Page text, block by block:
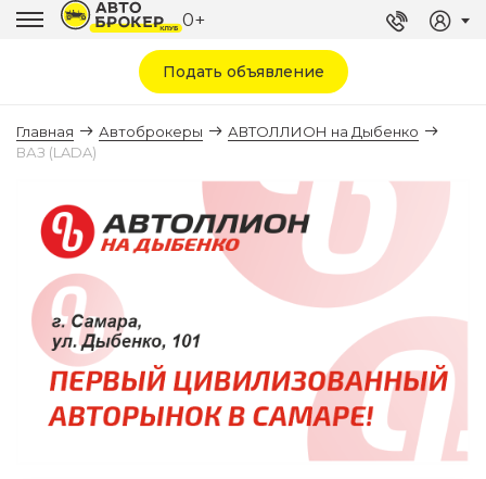
0+
Подать объявление
Главная Автоброкеры
АВТОЛЛИОН на Дыбенко
ВАЗ (LADA)